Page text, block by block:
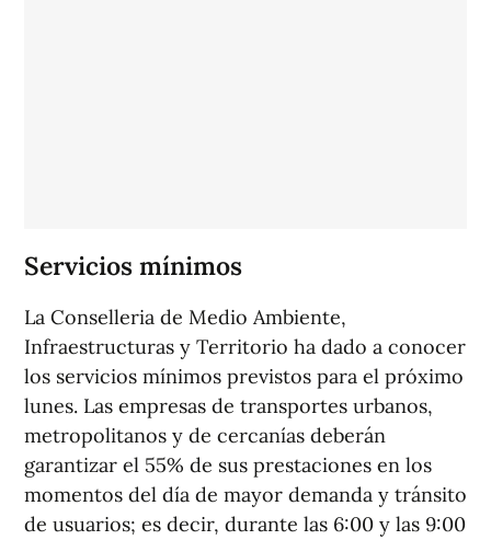
Servicios mínimos
La Conselleria de Medio Ambiente,
Infraestructuras y Territorio ha dado a conocer
los servicios mínimos previstos para el próximo
lunes. Las empresas de transportes urbanos,
metropolitanos y de cercanías deberán
garantizar el 55% de sus prestaciones en los
momentos del día de mayor demanda y tránsito
de usuarios; es decir, durante las 6:00 y las 9:00